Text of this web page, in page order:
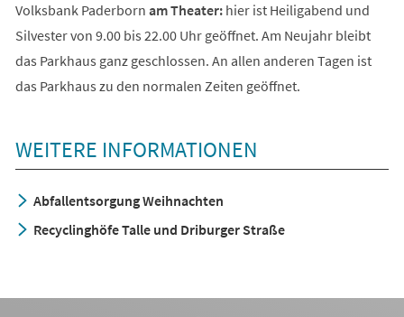
Volksbank Paderborn am Theater:hier ist Heiligabend und
Silvester von 9.00 bis 22.00 Uhr geöffnet. Am Neujahr bleibt
das Parkhaus ganz geschlossen. An allen anderen Tagen ist
das Parkhaus zu den normalen Zeiten geöffnet.
WEITERE INFORMATIONEN
Abfallentsorgung Weihnachten
Recyclinghöfe Talle und Driburger Straße